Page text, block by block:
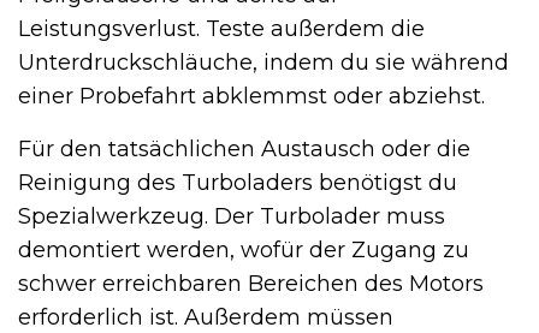
Leistungsverlust. Teste außerdem die
Unterdruckschläuche, indem du sie während
einer Probefahrt abklemmst oder abziehst.
Für den tatsächlichen Austausch oder die
Reinigung des Turboladers benötigst du
Spezialwerkzeug. Der Turbolader muss
demontiert werden, wofür der Zugang zu
schwer erreichbaren Bereichen des Motors
erforderlich ist. Außerdem müssen